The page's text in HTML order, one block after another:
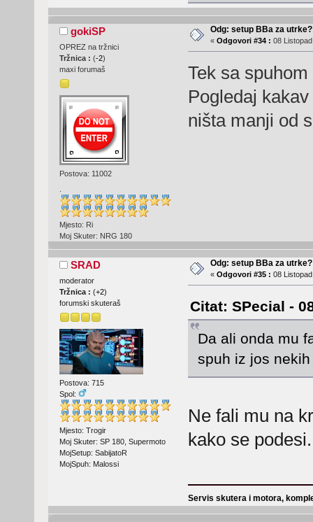
gokiSP
OPREZ na tržnici
Tržnica : (-2)
maxi forumaš
Postova: 11002
Mjesto: Ri
Moj Skuter: NRG 180
Odg: setup BBa za utrke?
« Odgovori #34 : 08
Tek sa
Pogledaj
ništa manji od
SRAD
moderator
Tržnica : (+2)
forumski skuteraš
Postova: 715
Spol:
Mjesto: Trogir
Moj Skuter: SP 180, Supermoto
MojSetup: SabijatoR
MojSpuh: Malossi
Odg: setup BBa za utrke?
« Odgovori #35 : 08
Citat: SPecial -
Da ali onda mu
spuh iz jos
Ne fali mu na
kako se podesi.
Servis skutera i motora,